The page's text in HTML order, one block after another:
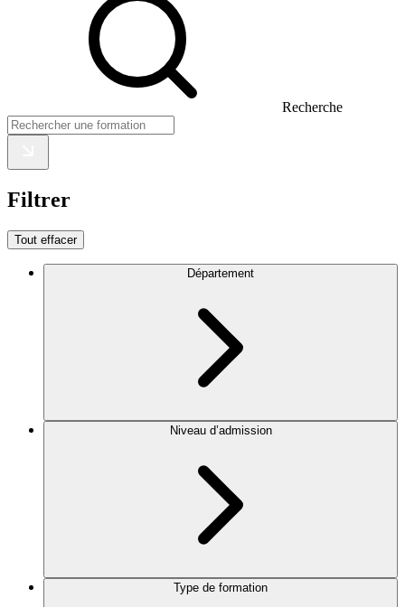
Recherche
Filtrer
Tout effacer
Département
Niveau d’admission
Type de formation